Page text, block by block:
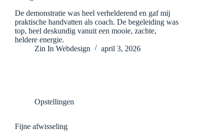
De demonstratie was heel verhelderend en gaf mij
praktische handvatten als coach. De begeleiding was
top, heel deskundig vanuit een mooie, zachte,
heldere energie.
Zin In Webdesign
april 3, 2026
Opstellingen
Fijne afwisseling